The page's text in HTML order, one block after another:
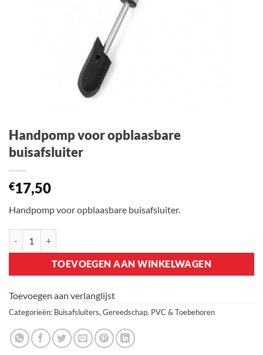
Handpomp voor opblaasbare
buisafsluiter
€17,50
Handpomp voor opblaasbare buisafsluiter.
TOEVOEGEN AAN WINKELWAGEN
Toevoegen aan verlanglijst
Categorieën: Buisafsluiters, Gereedschap, PVC & Toebehoren